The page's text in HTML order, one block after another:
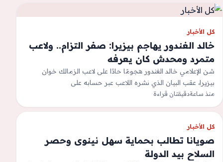
كل الأخبار
خالد الغندور يهاجم بيزيرا: صفر التزام.. ولاعب
متمرد ومحدش كان يعرفه
شن الإعلامي خالد الغندور هجومًا حادًا على لاعب الزمالك خوان
بيزيرا، عقب البيان الذي نشره اللاعب عبر حسابه على
&quot;إنستجرام&quot;، للرد على…
منذ ساعةدقيقتان قراءة
كل الأخبار
صويانا تطالب بحماية سهل نينوى وحصر
السلاح بيد الدولة